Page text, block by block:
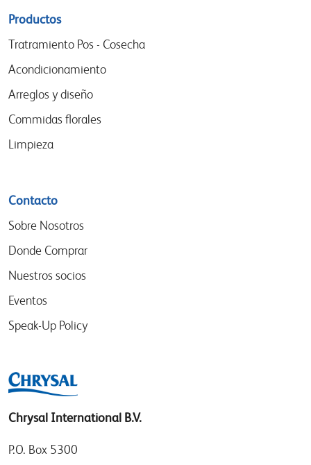
Sitemap
menu
Productos
Tratramiento Pos - Cosecha
Acondicionamiento
Arreglos y diseño
Commidas florales
Limpieza
Contacto
Sobre Nosotros
Donde Comprar
Nuestros socios
Eventos
Speak-Up Policy
Chrysal International B.V.
P.O. Box 5300